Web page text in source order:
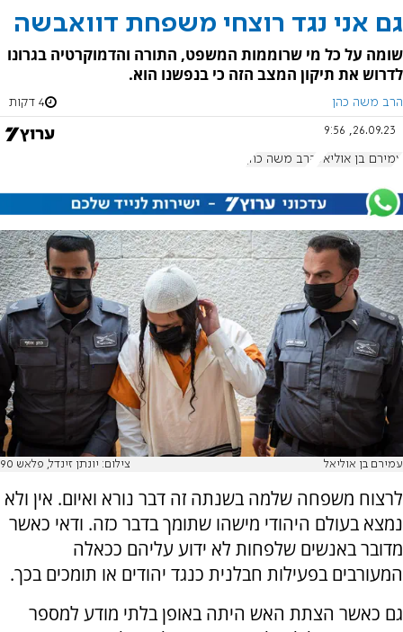
גם אני נגד רוצחי משפחת דוואבשה
שומה על כל מי שרוממות המשפט, התורה והדמוקרטיה בגרונו
לדרוש את תיקון המצב הזה כי בנפשנו הוא.
הרב משה כהן 4 דקות
26.09.23, 9:56
עמירם בן אוליאל הרב משה כהן
עמירם בן אוליאל צילום: יונתן זינדל, פלאש 90
לרצוח משפחה שלמה בשנתה זה דבר נורא ואיום. אין ולא
נמצא בעולם היהודי מישהו שתומך בדבר כזה. ודאי כאשר
מדובר באנשים שלפחות לא ידוע עליהם ככאלה
המעורבים בפעילות חבלנית כנגד יהודים או תומכים בכך.
גם כאשר הצתת האש היתה באופן בלתי מודע למספר